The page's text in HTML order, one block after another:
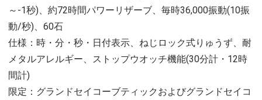
～-1秒)、約72時間パワーリザーブ、毎時36,000振動(10振
動/秒)、60石
仕様：時・分・秒・日付表示、ねじロック式りゅうず、耐
メタルアレルギー、ストップウオッチ機能(30分計・12時
間計)
限定：グランドセイコーブティックおよびグランドセイコ